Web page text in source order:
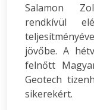
Salamon
rendkívül
jövőbe. A
felnőtt
Geotech
sikerekért.